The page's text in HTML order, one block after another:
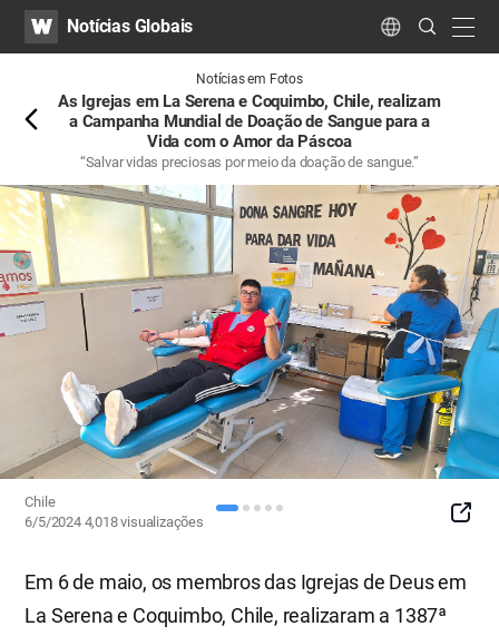
WATVNotícias Globais Language
Search
Submit
Notícias em Fotos
As Igrejas em La Serena e Coquimbo, Chile, realizam
a Campanha Mundial de Doação de Sangue para a
Vida com o Amor da Páscoa
“Salvar vidas preciosas por meio da doação de sangue.”
Chile
6/5/2024 4,018visualizações
SNS
Em 6 de maio, os membros das Igrejas de Deus em
La Serena e Coquimbo, Chile, realizaram a 1387ª